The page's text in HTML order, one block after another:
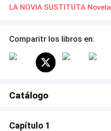
decide huir al descubrir por
Comparitr los libros en:
Catálogo
Capítulo 1